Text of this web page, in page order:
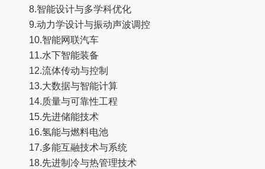
8.智能设计与多学科优化
9.动力学设计与振动声波调控
10.智能网联汽车
11.水下智能装备
12.流体传动与控制
13.大数据与智能计算
14.质量与可靠性工程
15.先进储能技术
16.氢能与燃料电池
17.多能互融技术与系统
18.先进制冷与热管理技术